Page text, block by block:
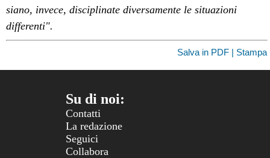
siano, invece, disciplinate diversamente le situazioni
differenti".
Salva in PDF | Stampa
Su di noi:
Contatti
La redazione
Seguici
Collabora